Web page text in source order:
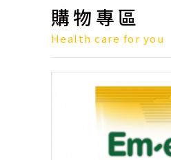
購物專區
Health care for you